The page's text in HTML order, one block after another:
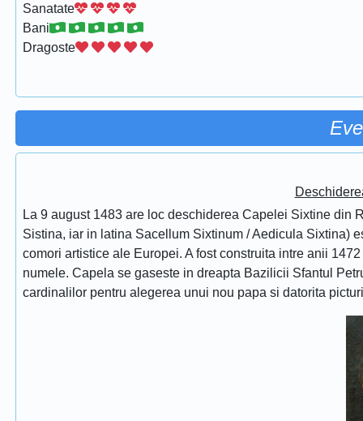
Sanatate
Bani
Dragoste
La 9 august 1483 are loc deschiderea Capelei Sixtine
Sistina, iar in latina Sacellum Sixtinum / Aedicula Sixtina)
comori artistice ale Europei. A fost construita intre anii
numele. Capela se gaseste in dreapta Bazilicii Sfantul
cardinalilor pentru alegerea unui nou papa si datorita